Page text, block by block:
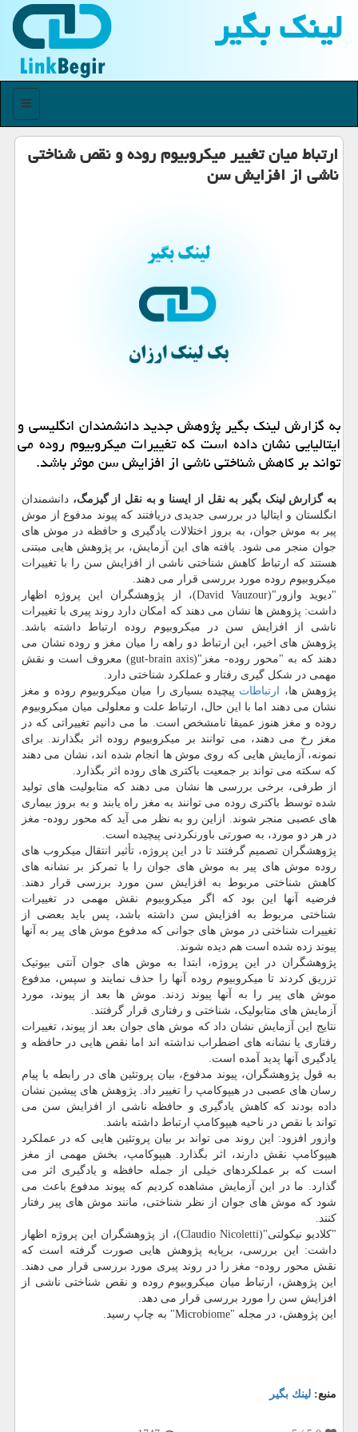
لینك بگیر
منو
ارتباط میان تغییر میكروبیوم روده و نقص شناختی
ناشی از افزایش سن
به گزارش لینك بگیر پژوهش جدید دانشمندان انگلیسی و
ایتالیایی نشان داده است كه تغییرات میكروبیوم روده می
تواند بر كاهش شناختی ناشی از افزایش سن موثر باشد.
به گزارش لینک بگیر به نقل از ایسنا و به نقل از گیزمگ، دانشمندان
انگلستان و ایتالیا در بررسی جدیدی دریافتند که پیوند مدفوع از موش
پیر به موش جوان، به بروز اختلالات یادگیری و حافظه در موش های
جوان منجر می شود. یافته های این آزمایش، بر پژوهش هایی مبتنی
هستند که ارتباط کاهش شناختی ناشی از افزایش سن را با تغییرات
میکروبیوم روده مورد بررسی قرار می دهند.
"دیوید وازور"(David Vauzour)، از پژوهشگران این پروژه اظهار
داشت: پژوهش ها نشان می دهند که امکان دارد روند پیری با تغییرات
ناشی از افزایش سن در میکروبیوم روده ارتباط داشته باشد.
پژوهش های اخیر، این ارتباط دو راهه را میان مغز و روده نشان می
دهند که به "محور روده- مغز"(gut-brain axis) معروف است و نقش
مهمی در شکل گیری رفتار و عملکرد شناختی دارد.
پژوهش ها، ارتباطات پیچیده بسیاری را میان میکروبیوم روده و مغز
نشان می دهند اما با این حال، ارتباط علت و معلولی میان میکروبیوم
روده و مغز هنوز عمیقا نامشخص است. ما می دانیم تغییراتی که در
مغز رخ می دهند، می توانند بر میکروبیوم روده اثر بگذارند. برای
نمونه، آزمایش هایی که روی موش ها انجام شده اند، نشان می دهند
که سکته می تواند بر جمعیت باکتری های روده اثر بگذارد.
از طرفی، برخی بررسی ها نشان می دهند که متابولیت های تولید
شده توسط باکتری روده می توانند به مغز راه یابند و به بروز بیماری
های عصبی منجر شوند. ازاین رو به نظر می آید که محور روده- مغز
در هر دو مورد، به صورتی باورنکردنی پیچیده است.
پژوهشگران تصمیم گرفتند تا در این پروژه، تأثیر انتقال میکروب های
روده موش های پیر به موش های جوان را با تمرکز بر نشانه های
کاهش شناختی مربوط به افزایش سن مورد بررسی قرار دهند.
فرضیه آنها این بود که اگر میکروبیوم نقش مهمی در تغییرات
شناختی مربوط به افزایش سن داشته باشد، پس باید بعضی از
تغییرات شناختی در موش های جوانی که مدفوع موش های پیر به آنها
پیوند زده شده است هم دیده شوند.
پژوهشگران در این پروژه، ابتدا به موش های جوان آنتی بیوتیک
تزریق کردند تا میکروبیوم روده آنها را حذف نمایند و سپس، مدفوع
موش های پیر را به آنها پیوند زدند. موش ها بعد از پیوند، مورد
آزمایش های متابولیک، شناختی و رفتاری قرار گرفتند.
نتایج این آزمایش نشان داد که موش های جوان بعد از پیوند، تغییرات
رفتاری یا نشانه های اضطراب نداشته اند اما نقص هایی در حافظه و
یادگیری آنها پدید آمده است.
به قول پژوهشگران، پیوند مدفوع، بیان پروتئین های در رابطه با پیام
رسان های عصبی در هیپوکامپ را تغییر داد. پژوهش های پیشین نشان
داده بودند که کاهش یادگیری و حافظه ناشی از افزایش سن می
تواند با نقص در ناحیه هیپوکامپ ارتباط داشته باشد.
وازور افزود: این روند می تواند بر بیان پروتئین هایی که در عملکرد
هیپوکامپ نقش دارند، اثر بگذارد. هیپوکامپ، بخش مهمی از مغز
است که بر عملکردهای خیلی از جمله حافظه و یادگیری اثر می
گذارد. ما در این آزمایش مشاهده کردیم که پیوند مدفوع باعث می
شود که موش های جوان از نظر شناختی، مانند موش های پیر رفتار
کنند.
"کلادیو نیکولتی"(Claudio Nicoletti)، از پژوهشگران این پروژه اظهار
داشت: این بررسی، برپایه پژوهش هایی صورت گرفته است که
نقش محور روده- مغز را در روند پیری مورد بررسی قرار می دهند.
این پژوهش، ارتباط میان میکروبیوم روده و نقص شناختی ناشی از
افزایش سن را مورد بررسی قرار می دهد.
این پژوهش، در مجله "Microbiome" به چاپ رسید.
منبع: لینك بگیر